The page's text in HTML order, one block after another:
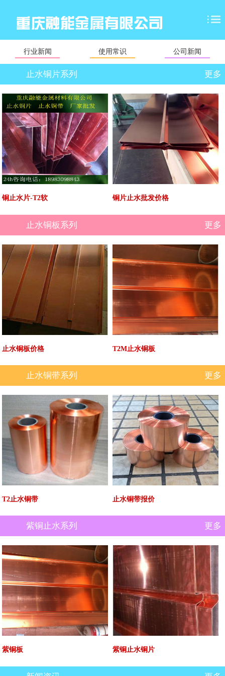
行业新闻 使用常识 公司新闻
止水铜片系列 更多
铜止水片-T2软 铜片止水批发价格
止水铜板系列 更多
止水铜板价格 T2M止水铜板
止水铜带系列 更多
T2止水铜带 止水铜带报价
紫铜止水系列 更多
紫铜板 紫铜止水铜片